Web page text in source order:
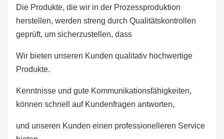
Die Produkte, die wir in der Prozessproduktion
herstellen, werden streng durch Qualitätskontrollen
geprüft, um sicherzustellen, dass
Wir bieten unseren Kunden qualitativ hochwertige
Produkte.
Kenntnisse und gute Kommunikationsfähigkeiten,
können schnell auf Kundenfragen antworten,
und unseren Kunden einen professionelleren Service